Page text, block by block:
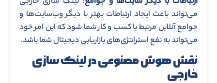
می‌تواند باعث ایجاد ارتباطات بهتر با دیگر وب‌سایت‌ها و
جوامع آنلاین مرتبط با کسب و کار شما شود که این امر خود
می‌تواند به نفع استراتژی‌های بازاریابی دیجیتال شما باشد.
نقش هوش مصنوعی در لینک سازی
خارجی